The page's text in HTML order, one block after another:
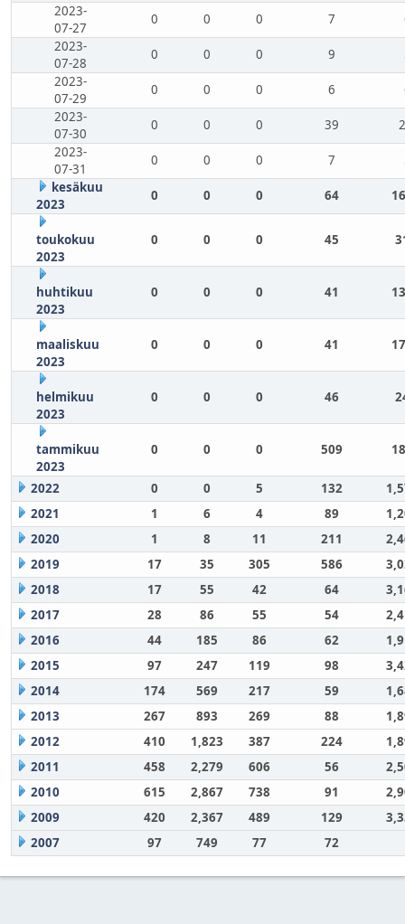
2023-
07-27
0 0 0 7
2023-
07-28
0 0 0 9
2023-
07-29
0 0 0 6
2023-
07-30
0 0 0 39
2023-
07-31
0 0 0 7
kesäkuu
2023
0 0 0 64
toukokuu
2023
0 0 0 45
huhtikuu
2023
0 0 0 41
maaliskuu
2023
0 0 0 41
helmikuu
2023
0 0 0 46
tammikuu
2023
0 0 0 509
2022 0 0 5 132
2021
1 6 4 89
2020
1 8 11 211
2019
17 35 305 586
2018
17 55 42 64
2017
28 86 55 54
2016
44 185 86 62
2015
97 247 119 98
2014
174 569 217 59
2013
267 893 269 88
2012
410 1,823 387 224
2011
458 2,279 606 56
2010
615 2,867 738 91
2009
420 2,367 489 129
2007
97 749 77 72